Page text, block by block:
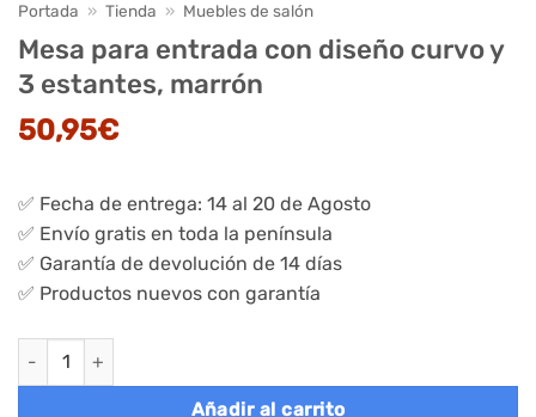
Portada » Tienda » Muebles de salón
Mesa para entrada con diseño curvo y
3 estantes, marrón
50,95€
✅ Fecha de entrega: 14 al 20 de Agosto
✅ Envío gratis en toda la península
✅ Garantía de devolución de 14 días
✅ Productos nuevos con garantía
Mesa para entrada con diseño curvo y 3 estantes, marrón
Añadir al carrito